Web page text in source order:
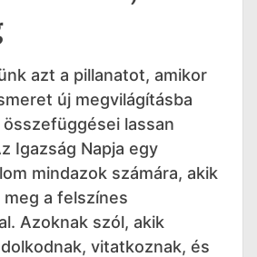
azt a pillanatot, amikor
új megvilágításba
lassan
Igazság Napja egy
mindazok számára, akik
a felszínes
Azoknak szól, akik
vitatkoznak, és